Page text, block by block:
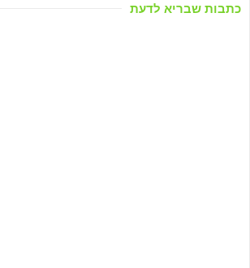
כתבות שבריא לדעת